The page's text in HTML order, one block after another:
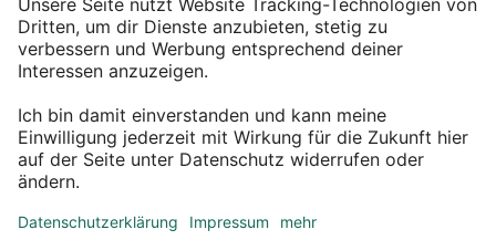
Service
Über DEPOT
Kontakt